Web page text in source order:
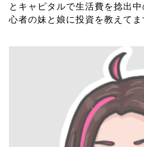
とキャピタルで生活費を捻出
心者の妹と娘に投資を教え